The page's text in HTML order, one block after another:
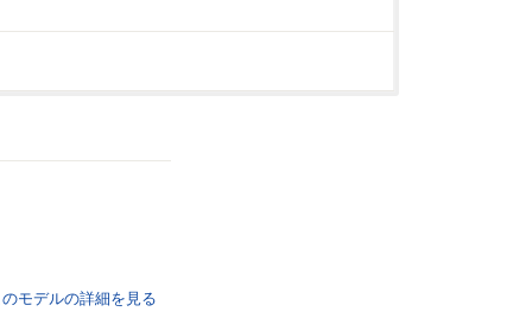
のモデルの詳細を 見る